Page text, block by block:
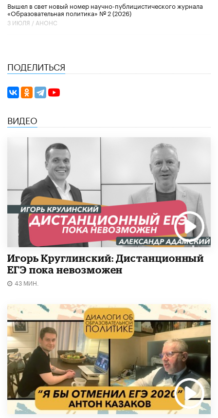
Вышел в свет новый номер научно-публицистического журнала
«Образовательная политика» № 2 (2026)
3 ИЮЛЯ / АНОНС
ПОДЕЛИТЬСЯ
ВИДЕО
Игорь Круглинский: Дистанционный
ЕГЭ пока невозможен
43 МИН.